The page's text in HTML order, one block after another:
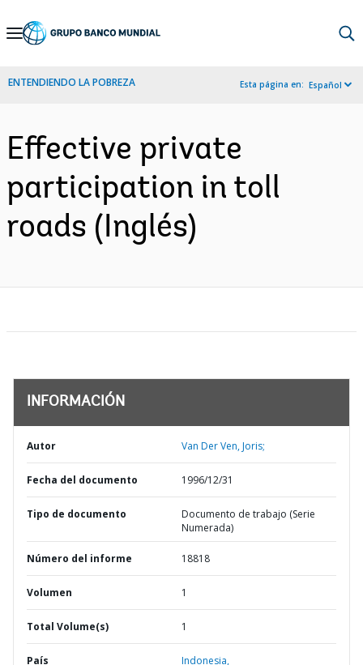
Skip
Navigation
ENTENDIENDO LA POBREZA Esta página en: Español
Effective private
participation in toll
roads (Inglés)
INFORMACIÓN
Autor Van Der Ven, Joris;
Fecha del documento 1996/12/31
Tipo de documento
Documento de trabajo (Serie
Numerada)
Número del informe 18818
Volumen 1
Total Volume(s) 1
País Indonesia,